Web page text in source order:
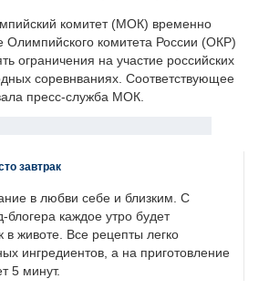
комитет (МОК) временно
Олимпийского комитета России (ОКР)
ограничения на участие российских
соревнваниях. Соответствующее
пресс-служба МОК.
завтрак
в любви себе и близким. С
каждое утро будет
в животе. Все рецепты легко
ингредиентов, а на приготовление
5 минут.